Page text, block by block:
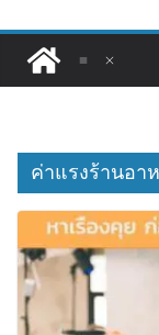
ค่าแรงร้านอา